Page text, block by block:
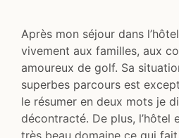
Après mon séjour dans
vivement aux familles, aux
amoureux de golf. Sa
superbes parcours est
le résumer en deux mots je
décontracté. De plus, l’hôtel